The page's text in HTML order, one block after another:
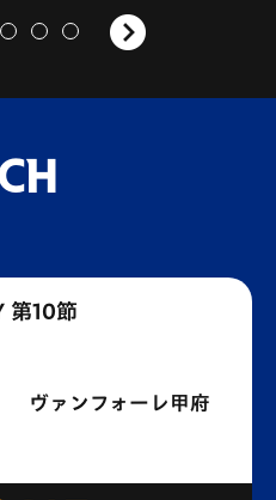
第10節
ヴァンフォーレ甲府